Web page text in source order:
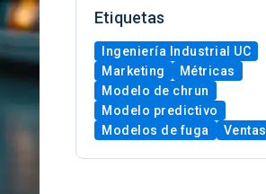
Etiquetas
Ingeniería Industrial UC
Marketing
Métricas
Modelo de chrun
Modelo predictivo
Modelos de fuga
Ventas